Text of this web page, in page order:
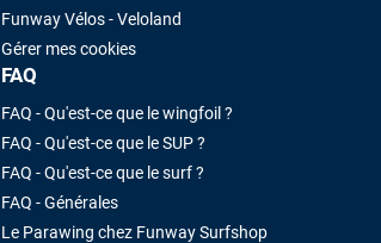
Funway Vélos - Veloland
Gérer mes cookies
FAQ
FAQ - Qu'est-ce que le wingfoil ?
FAQ - Qu'est-ce que le SUP ?
FAQ - Qu'est-ce que le surf ?
FAQ - Générales
Le Parawing chez Funway Surfshop